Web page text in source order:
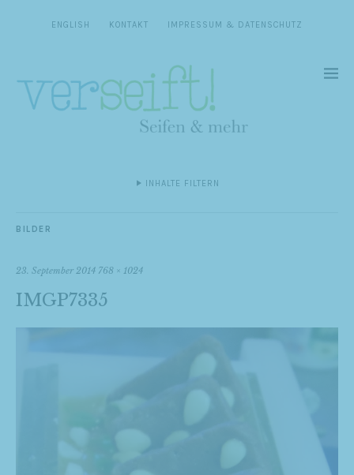
ENGLISH KONTAKT IMPRESSUM & DATENSCHUTZ
INHALTE FILTERN
BILDER
23. September 2014 768 × 1024
IMGP7335